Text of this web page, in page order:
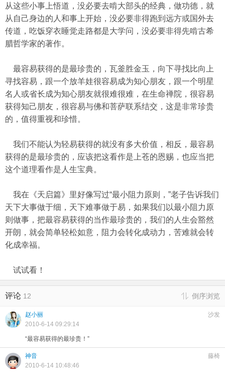
从这些小事上悟道，没必要去啃大部头的经典，做功德，就
从自己身边的人和事上开始，没必要非得跑到远方或国外去
传道，吃饭穿衣睡觉走路都是大学问，没必要非得先啃古希
腊哲学家的著作。
最容易获得的是最珍贵的，瓦釜胜金玉，向下寻找比向上
寻找容易，跟一个放羊娃很容易成为知心朋友，跟一个明星
名人或省长成为知心朋友就很难很难，在生命禅院，很容易
获得知己朋友，很容易与佛和菩萨联系结交，这是非常珍贵
的，值得重视和珍惜。
我们不能认为轻易获得的就没有多大价值，相反，最容易
获得的是最珍贵的，应该把这看作是上苍的恩赐，也应当把
这个道理看作是人生宝典。
我在《天启篇》里好像写过“最小阻力原则，”老子告诉我们
天下大事做于细，天下难事做于易，如果我们以最小阻力原
则做事，把最容易获得的当作最珍贵的，我们的人生会豁然
开朗，就会简单轻松如意，阻力会转化成动力，苦难就会转
化成幸福。
试试看！
评论 12 倒序浏览
沙发
赵小丽
2010-6-14 09:29:14
“最容易获得的最珍贵！”
藤椅
神音
2010-6-14 10:48:46